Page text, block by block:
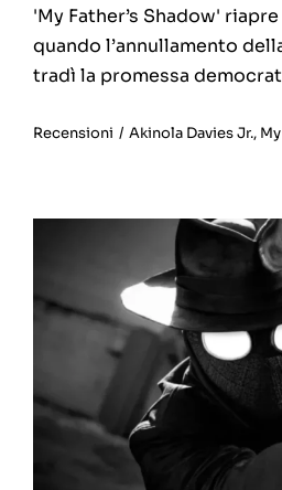
'My Father’s Shadow'
quando l’annullamento
tradì la promessa
Recensioni / Akinola Davies Jr.,